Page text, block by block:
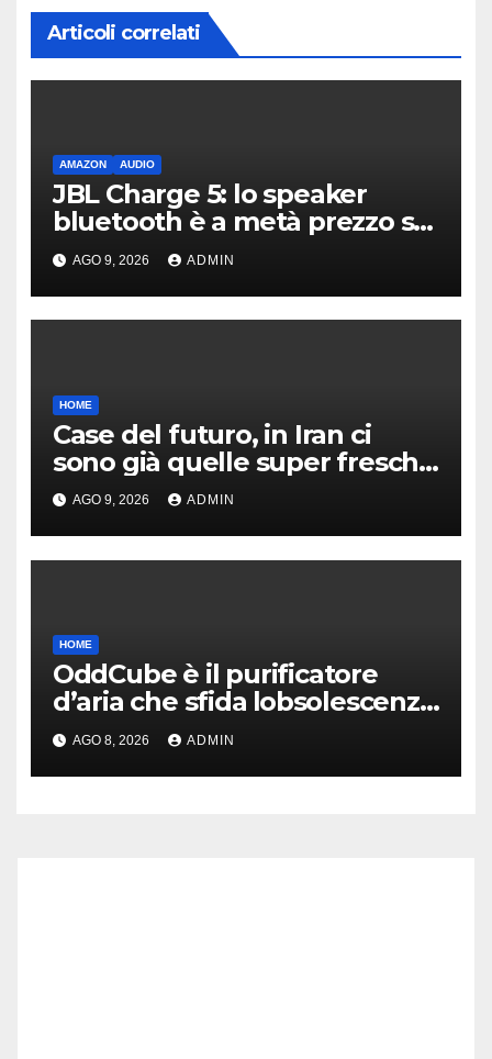
Articoli correlati
AMAZON AUDIO
JBL Charge 5: lo speaker
bluetooth è a metà prezzo su
Amazon
AGO 9, 2026 ADMIN
HOME
Case del futuro, in Iran ci
sono già quelle super fresche
grazie al tetto a ciotola
AGO 9, 2026 ADMIN
HOME
OddCube è il purificatore
d’aria che sfida lobsolescenza
programmata
AGO 8, 2026 ADMIN